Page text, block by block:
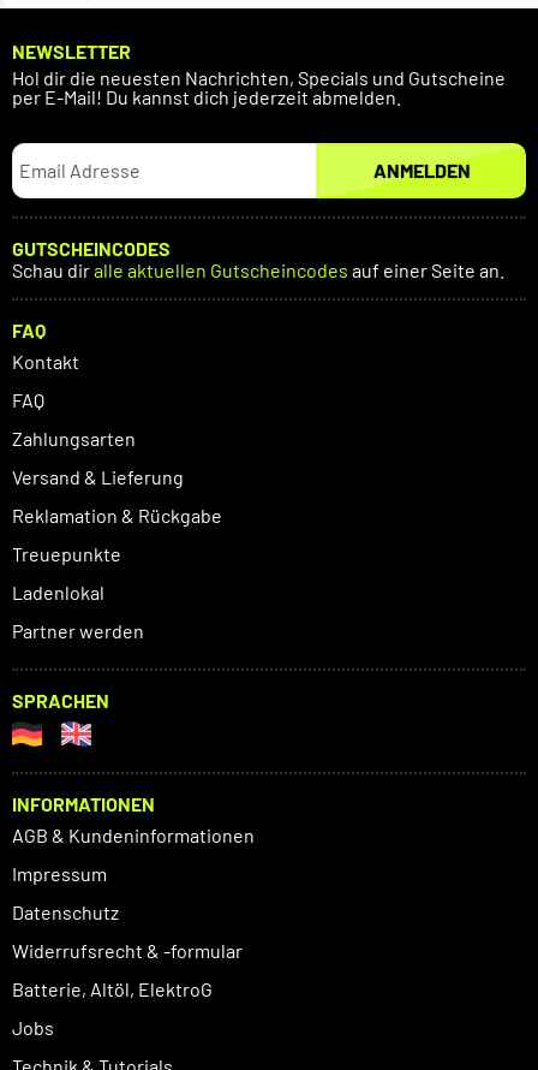
NEWSLETTER
Hol dir die neuesten Nachrichten, Specials und Gutscheine
per E-Mail! Du kannst dich jederzeit abmelden.
ANMELDEN
GUTSCHEINCODES
Schau diralle aktuellen Gutscheincodes auf einer Seite an.
FAQ
Kontakt
FAQ
Zahlungsarten
Versand & Lieferung
Reklamation & Rückgabe
Treuepunkte
Ladenlokal
Partner werden
SPRACHEN
INFORMATIONEN
AGB & Kundeninformationen
Impressum
Datenschutz
Widerrufsrecht & -formular
Batterie, Altöl, ElektroG
Jobs
Technik & Tutorials